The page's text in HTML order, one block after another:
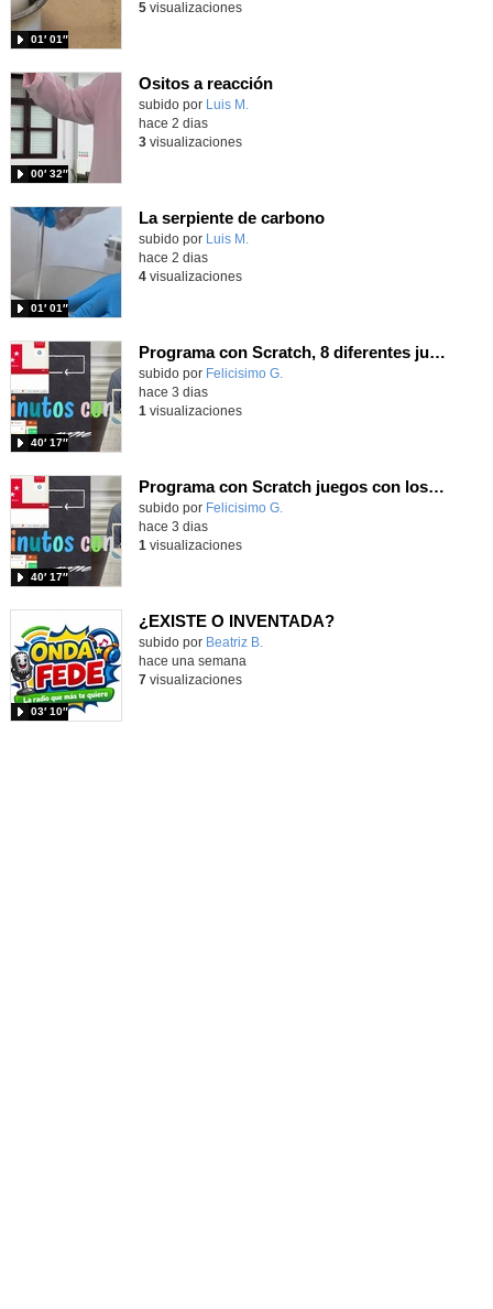
01′ 01″
5visualizaciones
Ositos a reacción
Contenido educativo.
subido por Luis M.
00′ 32″
hace 2 dias
3visualizaciones
La serpiente de carbono
Contenido educativo.
subido por Luis M.
01′ 01″
hace 2 dias
4visualizaciones
Programa con Scratch, 8 diferentes juegos para vivir la emoción de los partidos de España en el mundial 2026
Contenido educativo.
subido por Felicisimo G.
40′ 17″
hace 3 dias
1 visualizaciones
Programa con Scratch juegos con los partidos del mundial 2026 ganados por España
Contenido educativo.
subido por Felicisimo G.
40′ 17″
hace 3 dias
1 visualizaciones
¿EXISTE O INVENTADA?
Contenido educativo.
subido por Beatriz B.
03′ 10″
hace una semana
7visualizaciones